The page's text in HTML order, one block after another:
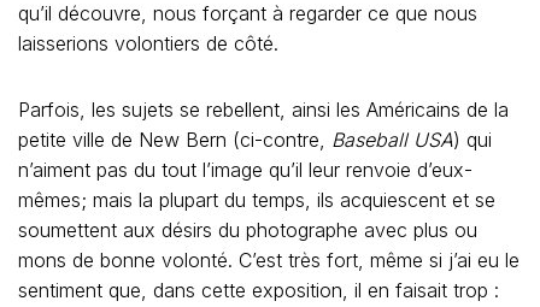
qu’il découvre, nous forçant à regarder ce que nous
laisserions volontiers de côté.
Parfois, les sujets se rebellent, ainsi les Américains de la
petite ville de New Bern (ci-contre, Baseball USA) qui
n’aiment pas du tout l’image qu’il leur renvoie d’eux-
mêmes; mais la plupart du temps, ils acquiescent et se
soumettent aux désirs du photographe avec plus ou
mons de bonne volonté. C’est très fort, même si j’ai eu le
sentiment que, dans cette exposition, il en faisait trop :